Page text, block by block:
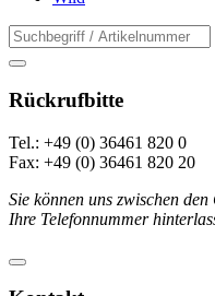
Rückrufbitte
Tel.: +49 (0) 36461 820 0
Fax: +49 (0) 36461 820 20
Sie können uns zwischen
Ihre Telefonnummer